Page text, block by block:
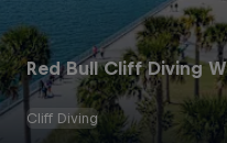
Red Bull Cliff Diving
Cliff Diving